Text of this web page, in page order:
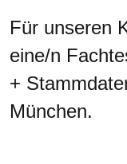
Für unseren
eine/n
+
München.